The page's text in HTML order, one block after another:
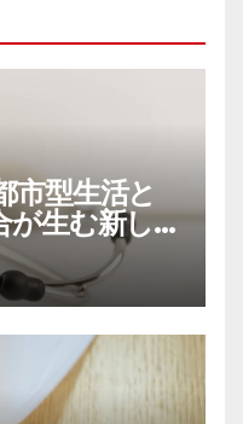
市型生活と
が生む新し